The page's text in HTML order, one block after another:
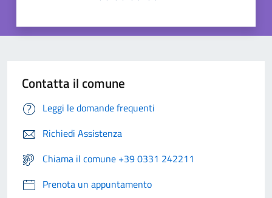
Contatta il comune
Leggi le domande frequenti
Richiedi Assistenza
Chiama il comune +39 0331 242211
Prenota un appuntamento